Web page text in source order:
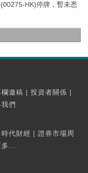
HK)停牌，暫未悉
欄邀稿 | 投資者關係 |
們
時代財經 | 證券市場周
多...